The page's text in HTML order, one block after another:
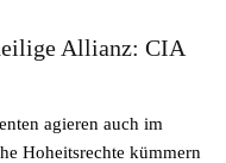
Allianz: CIA
agieren auch im
Hoheitsrechte kümmern